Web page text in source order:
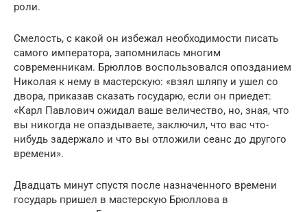
роли.
Смелость, с какой он избежал необходимости писать
самого императора, запомнилась многим
современникам. Брюллов воспользовался опозданием
Николая к нему в мастерскую: «взял шляпу и ушел со
двора, приказав сказать государю, если он приедет:
«Карл Павлович ожидал ваше величество, но, зная, что
вы никогда не опаздываете, заключил, что вас что-
нибудь задержало и что вы отложили сеанс до другого
времени».
Двадцать минут спустя после назначенного времени
государь пришел в мастерскую Брюллова в